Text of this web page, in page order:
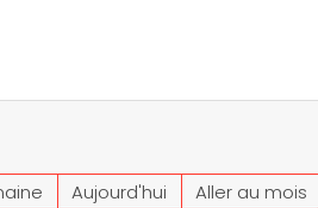
Aujourd'hui Aller au mois